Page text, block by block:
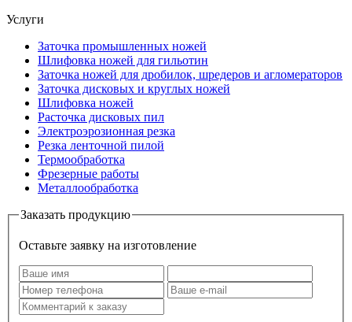
Услуги
Заточка промышленных ножей
Шлифовка ножей для гильотин
Заточка ножей для дробилок, шредеров и агломераторов
Заточка дисковых и круглых ножей
Шлифовка ножей
Расточка дисковых пил
Электроэрозионная резка
Резка ленточной пилой
Термообработка
Фрезерные работы
Металлообработка
Заказать продукцию
Оставьте заявку на изготовление